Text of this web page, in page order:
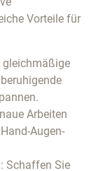
Vorteile für
gleichmäßige
Arbeiten
Augen-
: Schaffen Sie